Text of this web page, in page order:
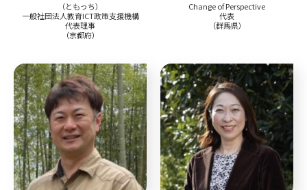
（ともっち）
一般社団法人教育ICT政策支援機構
代表理事
（京都府）
Change of Perspective
代表
（群馬県）